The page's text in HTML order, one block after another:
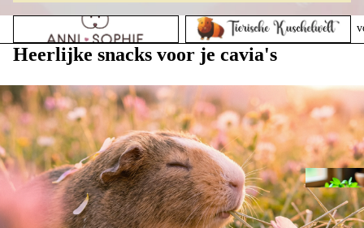
Dieren knuffelwereld
Heerlijke snacks voor je cavia's